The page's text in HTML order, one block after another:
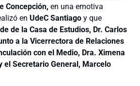
Concepción, en una emotiva
en UdeC Santiago y que
de la Casa de Estudios, Dr. Carlos
a la Vicerrectora de Relaciones
con el Medio, Dra. Ximena
el Secretario General, Marcelo